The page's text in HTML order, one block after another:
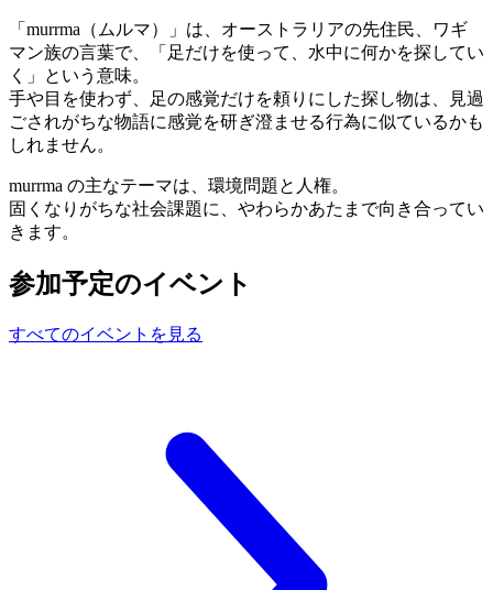
「murrma（ムルマ）」は、オーストラリアの先住民、ワギ
マン族の言葉で、「足だけを使って、水中に何かを探してい
く」という意味。
手や目を使わず、足の感覚だけを頼りにした探し物は、見過
ごされがちな物語に感覚を研ぎ澄ませる行為に似ているかも
しれません。
murrma の主なテーマは、環境問題と人権。
固くなりがちな社会課題に、やわらかあたまで向き合ってい
きます。
参加予定のイベント
すべてのイベントを見る